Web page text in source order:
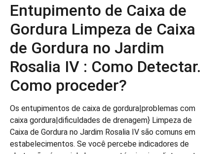
Entupimento de Caixa de
Gordura Limpeza de Caixa
de Gordura no Jardim
Rosalia IV : Como Detectar.
Como proceder?
Os entupimentos de caixa de gordura|problemas com
caixa gordura|dificuldades de drenagem} Limpeza de
Caixa de Gordura no Jardim Rosalia IV são comuns em
estabelecimentos. Se você percebe indicadores de